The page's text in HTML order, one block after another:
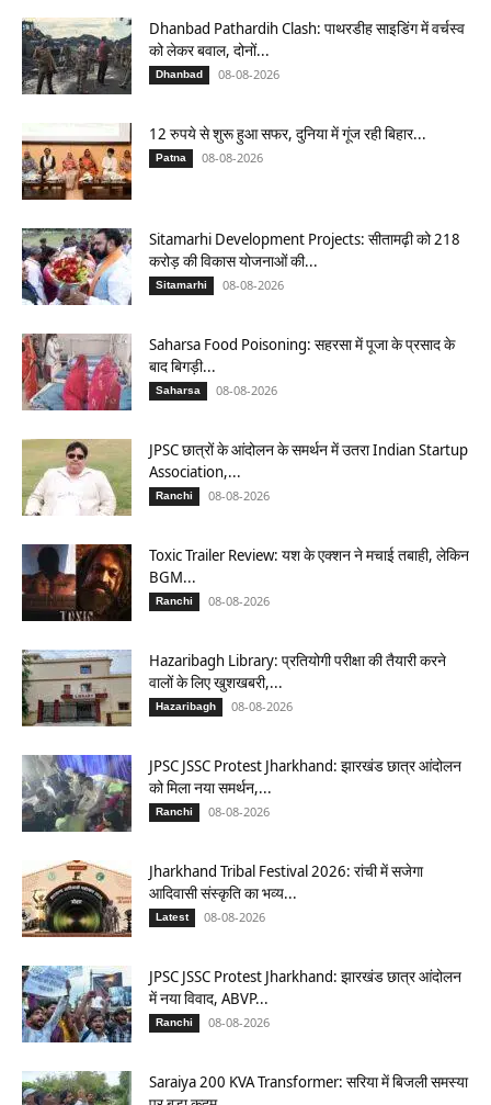
Dhanbad Pathardih Clash: पाथरडीह साइडिंग में वर्चस्व
को लेकर बवाल, दोनों...
Dhanbad 08-08-2026
12 रुपये से शुरू हुआ सफर, दुनिया में गूंज रही बिहार...
Patna 08-08-2026
Sitamarhi Development Projects: सीतामढ़ी को 218
करोड़ की विकास योजनाओं की...
Sitamarhi 08-08-2026
Saharsa Food Poisoning: सहरसा में पूजा के प्रसाद के
बाद बिगड़ी...
Saharsa 08-08-2026
JPSC छात्रों के आंदोलन के समर्थन में उतरा Indian Startup
Association,...
Ranchi 08-08-2026
Toxic Trailer Review: यश के एक्शन ने मचाई तबाही, लेकिन
BGM...
Ranchi 08-08-2026
Hazaribagh Library: प्रतियोगी परीक्षा की तैयारी करने
वालों के लिए खुशखबरी,...
Hazaribagh 08-08-2026
JPSC JSSC Protest Jharkhand: झारखंड छात्र आंदोलन
को मिला नया समर्थन,...
Ranchi 08-08-2026
Jharkhand Tribal Festival 2026: रांची में सजेगा
आदिवासी संस्कृति का भव्य...
Latest 08-08-2026
JPSC JSSC Protest Jharkhand: झारखंड छात्र आंदोलन
में नया विवाद, ABVP...
Ranchi 08-08-2026
Saraiya 200 KVA Transformer: सरिया में बिजली समस्या